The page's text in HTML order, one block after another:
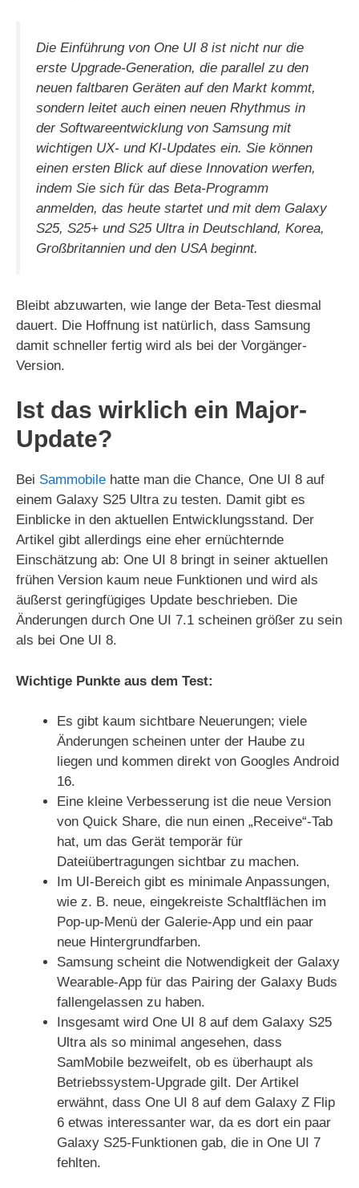
Die Einführung von One UI 8 ist nicht nur die
erste Upgrade-Generation, die parallel zu den
neuen faltbaren Geräten auf den Markt kommt,
sondern leitet auch einen neuen Rhythmus in
der Softwareentwicklung von Samsung mit
wichtigen UX- und KI-Updates ein. Sie können
einen ersten Blick auf diese Innovation werfen,
indem Sie sich für das Beta-Programm
anmelden, das heute startet und mit dem Galaxy
S25, S25+ und S25 Ultra in Deutschland, Korea,
Großbritannien und den USA beginnt.
Bleibt abzuwarten, wie lange der Beta-Test diesmal
dauert. Die Hoffnung ist natürlich, dass Samsung
damit schneller fertig wird als bei der Vorgänger-
Version.
Ist das wirklich ein Major-
Update?
Bei Sammobile hatte man die Chance, One UI 8 auf
einem Galaxy S25 Ultra zu testen. Damit gibt es
Einblicke in den aktuellen Entwicklungsstand. Der
Artikel gibt allerdings eine eher ernüchternde
Einschätzung ab: One UI 8 bringt in seiner aktuellen
frühen Version kaum neue Funktionen und wird als
äußerst geringfügiges Update beschrieben. Die
Änderungen durch One UI 7.1 scheinen größer zu sein
als bei One UI 8.
Wichtige Punkte aus dem Test:
Es gibt kaum sichtbare Neuerungen; viele
Änderungen scheinen unter der Haube zu
liegen und kommen direkt von Googles Android
16.
Eine kleine Verbesserung ist die neue Version
von Quick Share, die nun einen „Receive“-Tab
hat, um das Gerät temporär für
Dateiübertragungen sichtbar zu machen.
Im UI-Bereich gibt es minimale Anpassungen,
wie z. B. neue, eingekreiste Schaltflächen im
Pop-up-Menü der Galerie-App und ein paar
neue Hintergrundfarben.
Samsung scheint die Notwendigkeit der Galaxy
Wearable-App für das Pairing der Galaxy Buds
fallengelassen zu haben.
Insgesamt wird One UI 8 auf dem Galaxy S25
Ultra als so minimal angesehen, dass
SamMobile bezweifelt, ob es überhaupt als
Betriebssystem-Upgrade gilt. Der Artikel
erwähnt, dass One UI 8 auf dem Galaxy Z Flip
6 etwas interessanter war, da es dort ein paar
Galaxy S25-Funktionen gab, die in One UI 7
fehlten.